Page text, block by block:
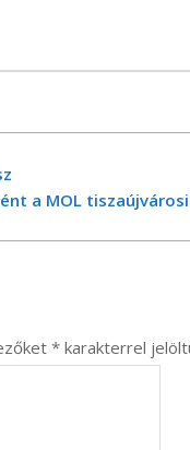
a MOL
*karakterrel